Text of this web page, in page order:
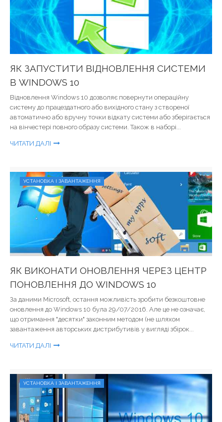
ЯК ЗАПУСТИТИ ВІДНОВЛЕННЯ СИСТЕМИ
В WINDOWS 10
Відновлення Windows 10 дозволяє повернути операційну
систему до працездатного або вихідного стану з створеної
автоматично або вручну точки відкату системи або зберігається
на вінчестері повного образу системи. Також в наборі...
ЧИТАТИ ДАЛІ
УСТАНОВКА І ЗАВАНТАЖЕННЯ
ЯК ВИКОНАТИ ОНОВЛЕННЯ ЧЕРЕЗ ЦЕНТР
ПОНОВЛЕННЯ ДО WINDOWS 10
За даними Microsoft, остання можливість зробити безкоштовне
оновлення до Windows 10 була 29/07/2016. Але це не означає,
що отримання "десятки" законним методом (не шляхом
завантаження авторських дистрибутивів у вигляді збірок...
ЧИТАТИ ДАЛІ
УСТАНОВКА І ЗАВАНТАЖЕННЯ